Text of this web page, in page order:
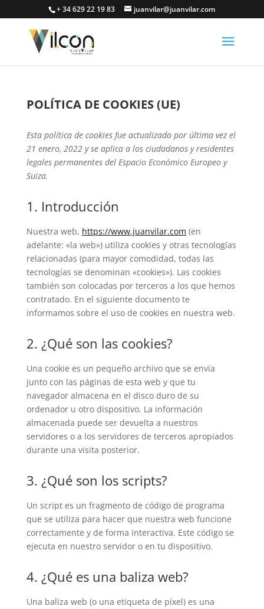
+ 34 629 22 19 83 juanvilar@juanvilar.com
POLÍTICA DE COOKIES (UE)
Esta política de cookies fue actualizada por última vez el
21 enero, 2022 y se aplica a los ciudadanos y residentes
legales permanentes del Espacio Económico Europeo y
Suiza.
1. Introducción
Nuestra web, https://www.juanvilar.com (en
adelante: «la web») utiliza cookies y otras tecnologías
relacionadas (para mayor comodidad, todas las
tecnologías se denominan «cookies»). Las cookies
también son colocadas por terceros a los que hemos
contratado. En el siguiente documento te
informamos sobre el uso de cookies en nuestra web.
2. ¿Qué son las cookies?
Una cookie es un pequeño archivo que se envía
junto con las páginas de esta web y que tu
navegador almacena en el disco duro de su
ordenador u otro dispositivo. La información
almacenada puede ser devuelta a nuestros
servidores o a los servidores de terceros apropiados
durante una visita posterior.
3. ¿Qué son los scripts?
Un script es un fragmento de código de programa
que se utiliza para hacer que nuestra web funcione
correctamente y de forma interactiva. Este código se
ejecuta en nuestro servidor o en tu dispositivo.
4. ¿Qué es una baliza web?
Una baliza web (o una etiqueta de píxel) es una